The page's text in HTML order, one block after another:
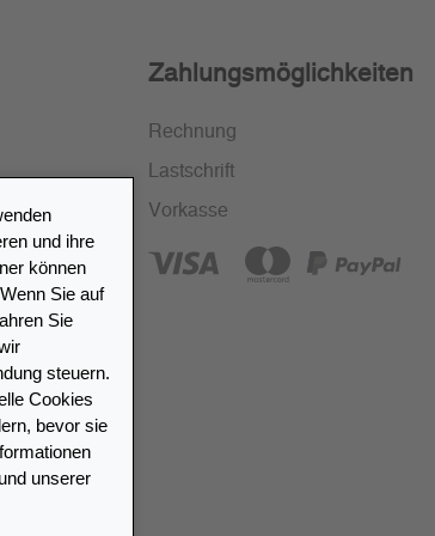
Zahlungsmöglichkeiten
Rechnung
Lastschrift
Vorkasse
und ihre
können
Sie auf
Sie
steuern.
Cookies
bevor sie
und unserer